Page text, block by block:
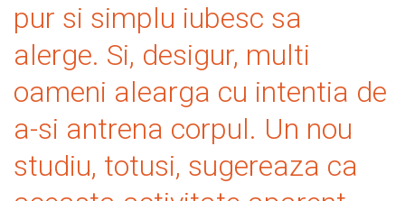
pur si simplu iubesc sa
alerge. Si, desigur, multi
oameni alearga cu intentia de
a-si antrena corpul. Un nou
studiu, totusi, sugereaza ca